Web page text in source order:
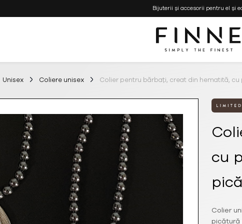
Bijuterii și accesorii pentru el și
FINNE
Bijuterii
Genti
Simply
Unisex Coliere unisex Colier pentru bărbați, creat din hematită, cu
cu
Colier
picătură